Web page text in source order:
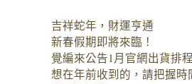
吉祥蛇年，財運亨通
新春假期即將來臨！
覺編來公告1月官網出貨排
想在年前收到的，請把握時